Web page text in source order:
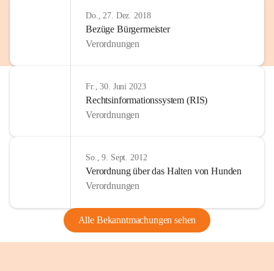
Do., 27. Dez. 2018
Bezüge Bürgermeister
Verordnungen
Fr., 30. Juni 2023
Rechtsinformationssystem (RIS)
Verordnungen
So., 9. Sept. 2012
Verordnung über das Halten von Hunden
Verordnungen
Alle Bekanntmachungen sehen